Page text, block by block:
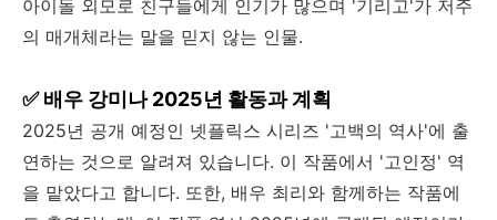
아이돌 외모로 친구들에게 인기가 많으며 '기리고'가 저주
의 매개체라는 말을 믿지 않는 인물.
✅ 배우 강미나 2025년 활동과 계획
2025년 공개 예정인 넷플릭스 시리즈 '고백의 역사'에 출
연하는 것으로 알려져 있습니다. 이 작품에서 '고인정' 역
을 맡았다고 합니다. 또한, 배우 최리와 함께하는 작품에